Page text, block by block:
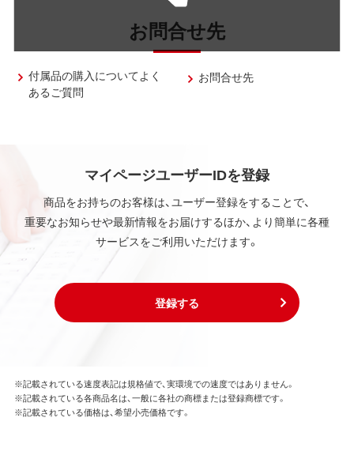
お問合せ先
付属品の購入についてよく
あるご質問
お問合せ先
マイページユーザーIDを登録
商品をお持ちのお客様は、ユーザー登録をすることで、
重要なお知らせや最新情報をお届けするほか、より簡単に各種
サービスをご利用いただけます。
登録する
※記載されている速度表記は規格値で、実環境での速度ではありません。
※記載されている各商品名は、一般に各社の商標または登録商標です。
※記載されている価格は、希望小売価格です。